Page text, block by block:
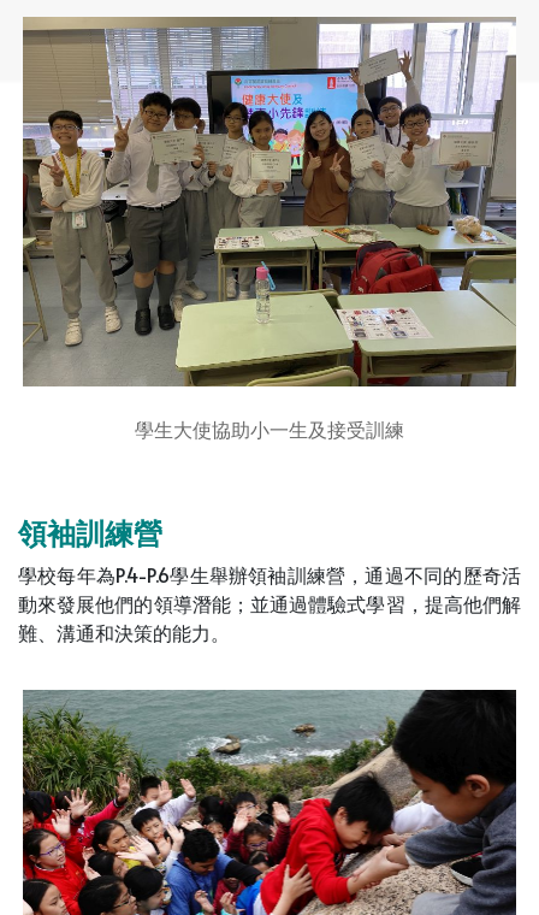
學生大使協助小一生及接受訓練
領袖訓練營
學校每年為P.4-P.6學生舉辦領袖訓練營，通過不同的歷奇活
動來發展他們的領導潛能；並通過體驗式學習，提高他們解
難、溝通和決策的能力。